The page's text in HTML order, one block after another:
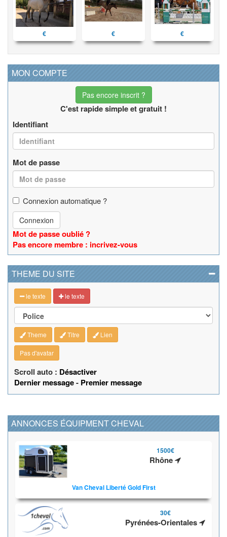
€ € €
MON COMPTE
Pas encore inscrit ?
C'est rapide simple et gratuit !
Identifiant
Mot de passe
Connexion automatique ?
Connexion
Mot de passe oublié ?
Pas encore membre : incrivez-vous
THEME DU SITE
le texte le texte
Theme Titre Lien
Pas d'avatar
Scroll auto : Désactiver
Dernier message- Premier message
ANNONCES ÉQUIPMENT CHEVAL
1500€
Rhône
Van Cheval Liberté Gold First
30€
Pyrénées-Orientales